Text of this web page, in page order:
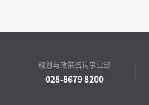
规划与政策咨询事业部
028-8679 8200